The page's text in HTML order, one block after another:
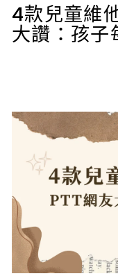
4款兒童維
大讚：孩子